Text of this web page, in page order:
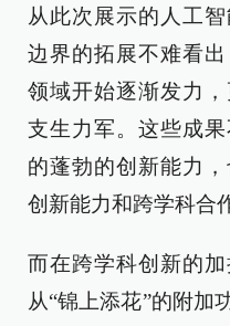
从此次展示的人工
边界的拓展不难看
领域开始逐渐发力
支生力军。这些成
的蓬勃的创新能力
创新能力和跨学科合
而在跨学科创新的
从“锦上添花”的附加